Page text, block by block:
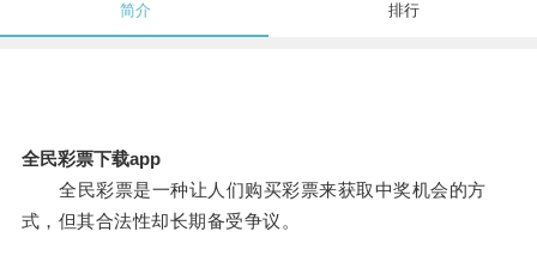
简介 排行
全民彩票下载app
全民彩票是一种让人们购买彩票来获取中奖机会的方
式，但其合法性却长期备受争议。